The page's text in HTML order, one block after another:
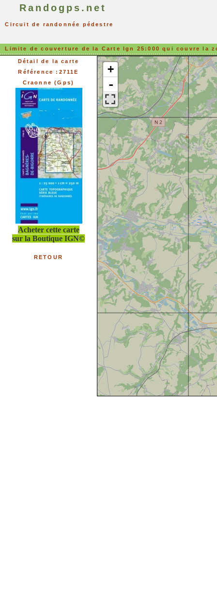
Randogps.net
Circuit de randonnée pédestre
Limite de couverture de la Carte Ign 25:000 qui couvre la
Détail de la carte
Référence :2711E
Craonne (Gps)
Acheter cette carte
sur la Boutique IGN©
RETOUR
+
-